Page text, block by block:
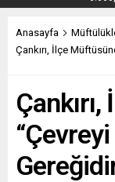
Anasayfa
Çankırı, İlçe